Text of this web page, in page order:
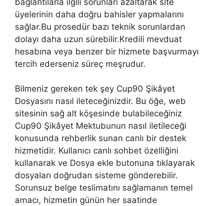
üyelerinin daha doğru bahisler yapmalarını
sağlar.Bu prosedür bazı teknik sorunlardan
dolayı daha uzun sürebilir.Kredili mevduat
hesabına veya benzer bir hizmete başvurmayı
tercih ederseniz süreç meşrudur.
Bilmeniz gereken tek şey Cup90 Şikâyet
Dosyasını nasıl ileteceğinizdir. Bu öğe, web
sitesinin sağ alt köşesinde bulabileceğiniz
Cup90 Şikâyet Mektubunun nasıl iletileceği
konusunda rehberlik sunan canlı bir destek
hizmetidir. Kullanıcı canlı sohbet özelliğini
kullanarak ve Dosya ekle butonuna tıklayarak
dosyaları doğrudan sisteme gönderebilir.
Sorunsuz belge teslimatını sağlamanın temel
amacı, hizmetin günün her saatinde